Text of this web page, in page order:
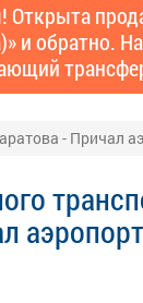
и обратно.
- Причал